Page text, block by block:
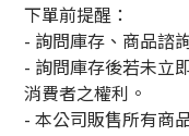
下單前提醒：
- 詢問庫存、商品諮
- 詢問庫存後若未立
消費者之權利。
- 本公司販售所有商